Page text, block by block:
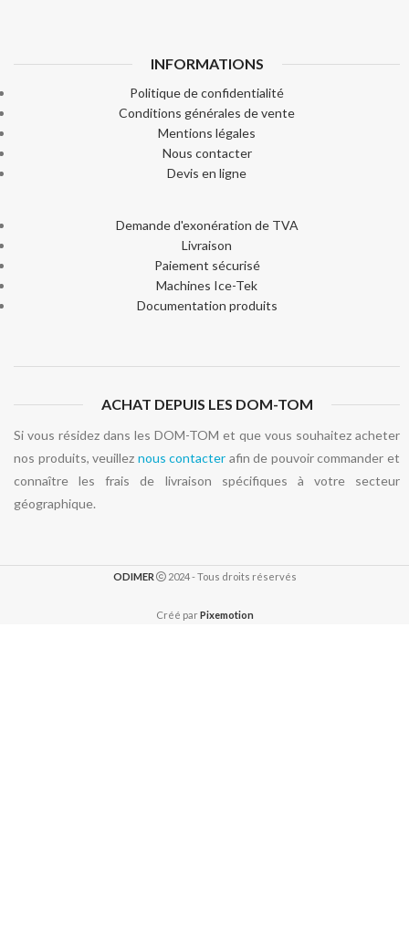
INFORMATIONS
Politique de confidentialité
Conditions générales de vente
Mentions légales
Nous contacter
Devis en ligne
Demande d'exonération de TVA
Livraison
Paiement sécurisé
Machines Ice-Tek
Documentation produits
ACHAT DEPUIS LES DOM-TOM
Si vous résidez dans les DOM-TOM et que vous souhaitez acheter
nos produits, veuillez nous contacter afin de pouvoir commander et
connaître les frais de livraison spécifiques à votre secteur
géographique.
ODIMER 2024 - Tous droits réservés
Créé parPixemotion